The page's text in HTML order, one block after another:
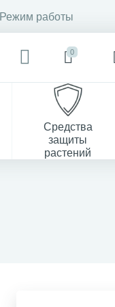
Режим работы
0
Средства
защиты
растений